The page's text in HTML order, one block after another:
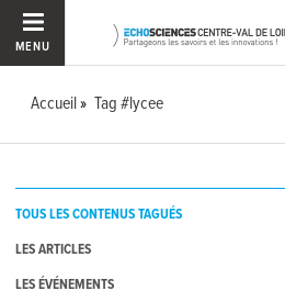
MENU
Accueil Tag #lycee
TOUS LES CONTENUS TAGUÉS
LES ARTICLES
LES ÉVÉNEMENTS